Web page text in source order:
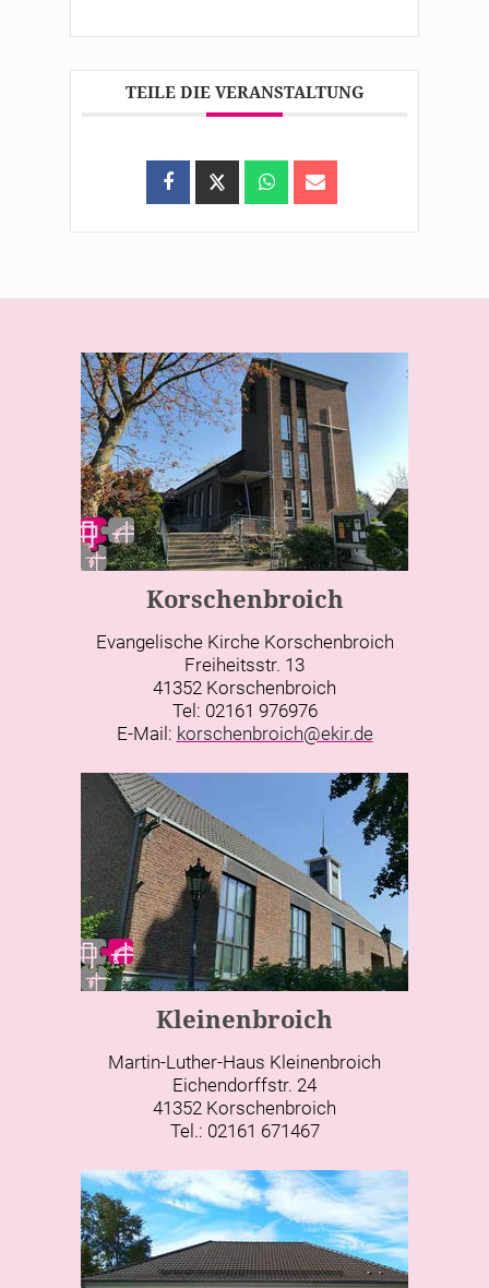
TEILE DIE VERANSTALTUNG
Korschenbroich
Evangelische Kirche Korschenbroich
Freiheitsstr. 13
41352 Korschenbroich
Tel: 02161 976976
E-Mail: korschenbroich@ekir.de
Kleinenbroich
Martin-Luther-Haus Kleinenbroich
Eichendorffstr. 24
41352 Korschenbroich
Tel.: 02161 671467